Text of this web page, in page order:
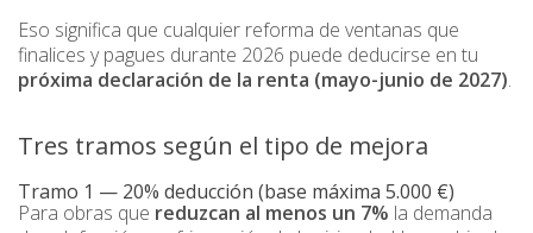
Eso significa que cualquier reforma de ventanas que
finalices y pagues durante 2026 puede deducirse en tu
próxima declaración de la renta (mayo-junio de 2027).
Tres tramos según el tipo de mejora
Tramo 1 — 20% deducción (base máxima 5.000 €)
Para obras que reduzcan al menos un 7% la demanda